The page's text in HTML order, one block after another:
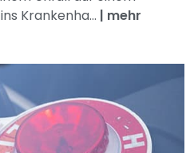
Krankenha... | mehr